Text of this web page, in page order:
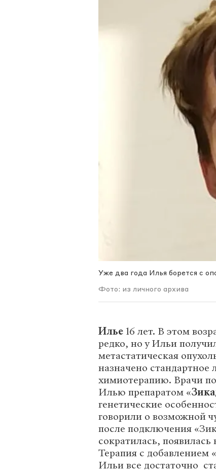
Уже два года Илья борется с
Фото: из личного архива
Илье16 лет. В этом
редко, но у Ильи
метастатическая
назначено стандартное
химиотерапию. Врачи
Илью препаратом «
генетические
говорили о возможной
после подключения
сократилась,
Терапия с добавлением
Ильи все достаточно